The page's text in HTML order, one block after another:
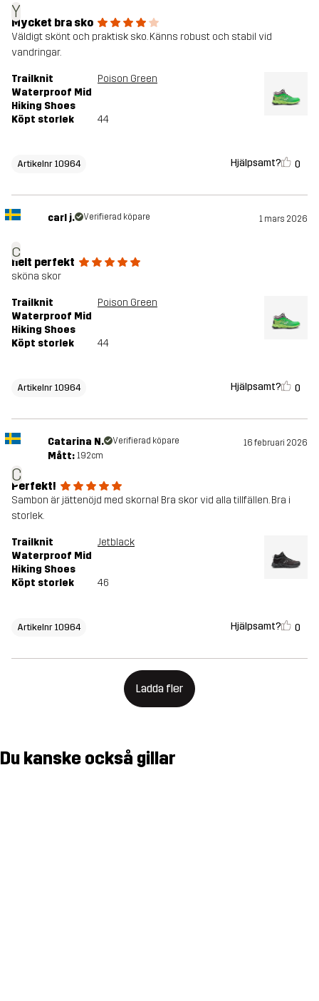
Y
Mycket bra sko
Väldigt skönt och praktisk sko. Känns robust och stabil vid
vandringar.
Trailknit
Waterproof Mid
Hiking Shoes
Poison Green
Köpt storlek 44
Artikelnr 10964 Hjälpsamt? 0
c
carl j. Verifierad köpare 1 mars 2026
helt perfekt
sköna skor
Trailknit
Waterproof Mid
Hiking Shoes
Poison Green
Köpt storlek 44
Artikelnr 10964 Hjälpsamt? 0
C
Catarina N. Verifierad köpare 16 februari 2026
Mått: 192cm
Perfekt!
Sambon är jättenöjd med skorna! Bra skor vid alla tillfällen. Bra i
storlek.
Trailknit
Waterproof Mid
Hiking Shoes
Jetblack
Köpt storlek 46
Artikelnr 10964 Hjälpsamt? 0
Ladda fler
Du kanske också gillar